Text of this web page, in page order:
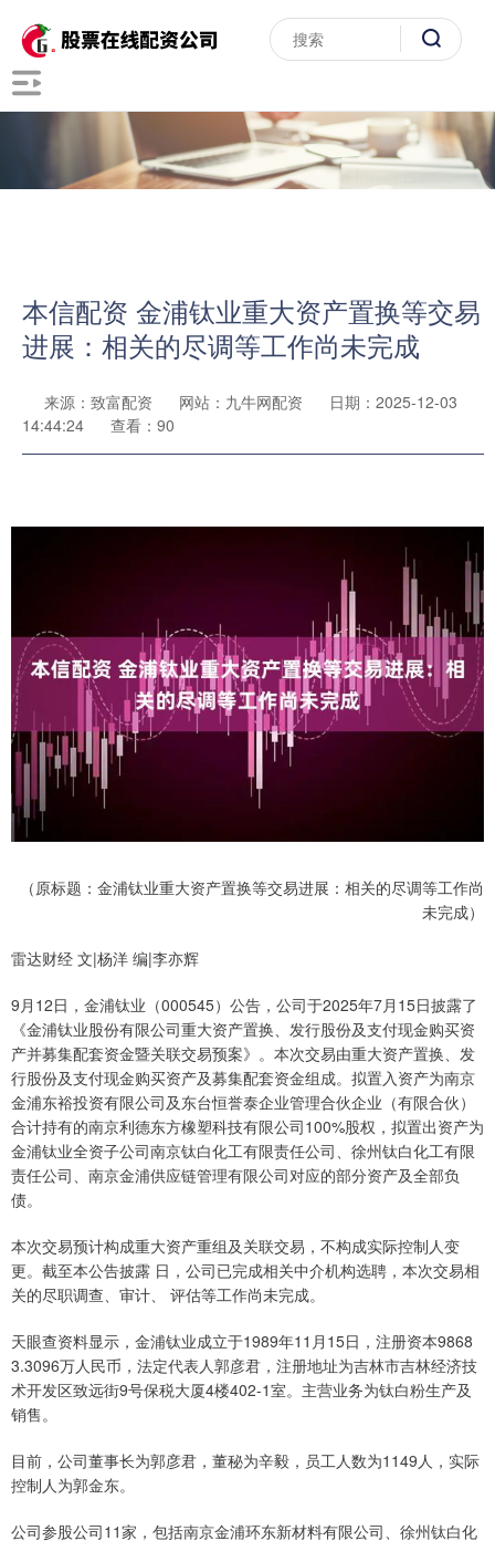
本信配资 金浦钛业重大资产置换等交易
进展：相关的尽调等工作尚未完成
来源：致富配资 网站：九牛网配资
日期：2025-12-03
14:44:24
查看：90
（原标题：金浦钛业重大资产置换等交易进展：相关的尽调等工作尚
未完成）
雷达财经 文|杨洋 编|李亦辉
9月12日，金浦钛业（000545）公告，公司于2025年7月15日披露了
《金浦钛业股份有限公司重大资产置换、发行股份及支付现金购买资
产并募集配套资金暨关联交易预案》。本次交易由重大资产置换、发
行股份及支付现金购买资产及募集配套资金组成。拟置入资产为南京
金浦东裕投资有限公司及东台恒誉泰企业管理合伙企业（有限合伙）
合计持有的南京利德东方橡塑科技有限公司100%股权，拟置出资产为
金浦钛业全资子公司南京钛白化工有限责任公司、徐州钛白化工有限
责任公司、南京金浦供应链管理有限公司对应的部分资产及全部负
债。
本次交易预计构成重大资产重组及关联交易，不构成实际控制人变
更。截至本公告披露 日，公司已完成相关中介机构选聘，本次交易相
关的尽职调查、审计、 评估等工作尚未完成。
天眼查资料显示，金浦钛业成立于1989年11月15日，注册资本9868
3.3096万人民币，法定代表人郭彦君，注册地址为吉林市吉林经济技
术开发区致远街9号保税大厦4楼402-1室。主营业务为钛白粉生产及
销售。
目前，公司董事长为郭彦君，董秘为辛毅，员工人数为1149人，实际
控制人为郭金东。
公司参股公司11家，包括南京金浦环东新材料有限公司、徐州钛白化